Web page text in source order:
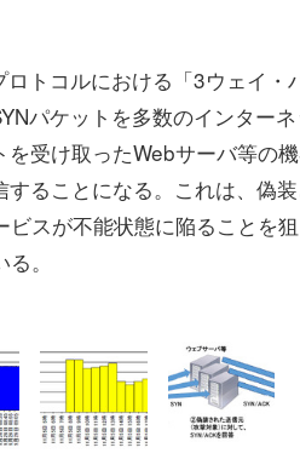
トコルにおける「3ウェイ
パケットを多数のインター
受け取ったWebサーバ等の
ることになる。これは、偽
スが不能状態に陥ることを
。